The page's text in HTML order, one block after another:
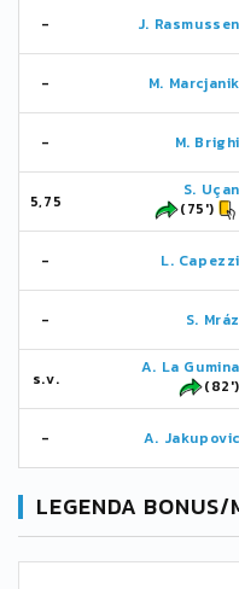
- J. Rasmussen
- M. Marcjanik
- M. Brighi
5,75
S. Uçan
(75')
- L. Capezzi
- S. Mráz
s.v.
A. La Gumina
(82')
- A. Jakupovic
LEGENDA BONUS/